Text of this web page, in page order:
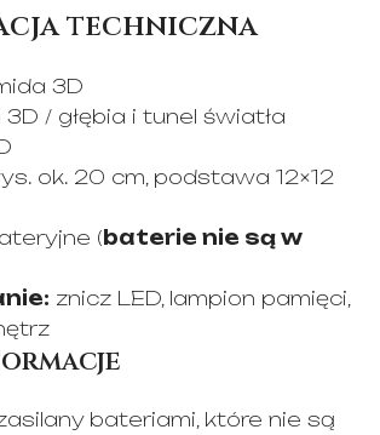
techniczna
3D
3D / głębia i tunel światła
ok. 20 cm, podstawa 12×12
(baterie nie są w
znicz LED, lampion pamięci,
bateriami, które nie są